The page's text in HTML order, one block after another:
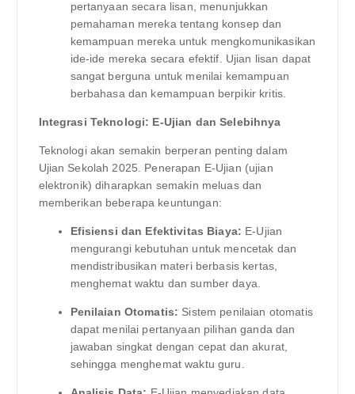
pertanyaan secara lisan, menunjukkan
pemahaman mereka tentang konsep dan
kemampuan mereka untuk mengkomunikasikan
ide-ide mereka secara efektif. Ujian lisan dapat
sangat berguna untuk menilai kemampuan
berbahasa dan kemampuan berpikir kritis.
Integrasi Teknologi: E-Ujian dan Selebihnya
Teknologi akan semakin berperan penting dalam
Ujian Sekolah 2025. Penerapan E-Ujian (ujian
elektronik) diharapkan semakin meluas dan
memberikan beberapa keuntungan:
Efisiensi dan Efektivitas Biaya: E-Ujian
mengurangi kebutuhan untuk mencetak dan
mendistribusikan materi berbasis kertas,
menghemat waktu dan sumber daya.
Penilaian Otomatis: Sistem penilaian otomatis
dapat menilai pertanyaan pilihan ganda dan
jawaban singkat dengan cepat dan akurat,
sehingga menghemat waktu guru.